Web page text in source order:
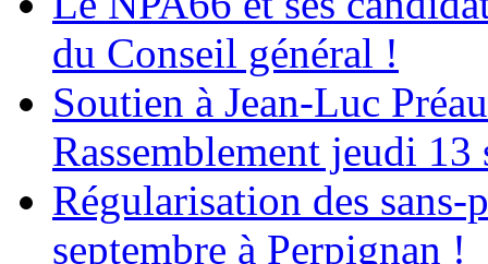
du Conseil général !
Soutien à Jean-Luc
Rassemblement jeudi 13
Régularisation des
septembre à Perpignan !